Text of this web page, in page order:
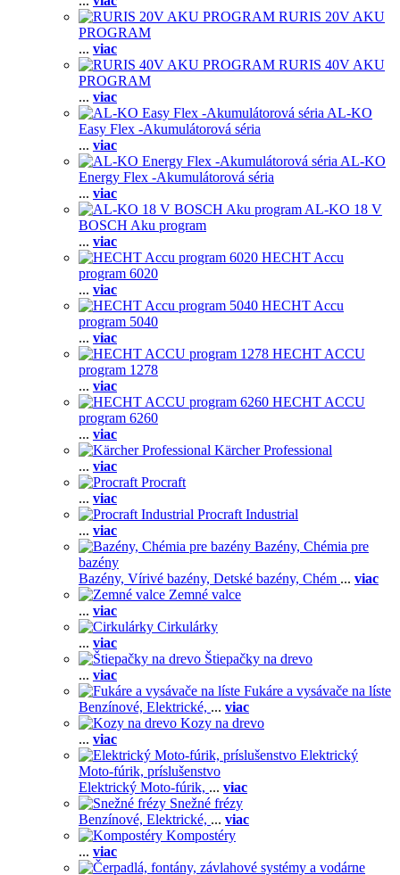
RURIS 20V AKU
PROGRAM
... viac
RURIS 40V AKU
PROGRAM
... viac
AL-KO
Easy Flex -Akumulátorová séria
... viac
AL-KO
Energy Flex -Akumulátorová séria
... viac
AL-KO 18 V
BOSCH Aku program
... viac
HECHT Accu
program 6020
... viac
HECHT Accu
program 5040
... viac
HECHT ACCU
program 1278
... viac
HECHT ACCU
program 6260
... viac
Kärcher Professional
... viac
Procraft
... viac
Procraft Industrial
... viac
Bazény, Chémia pre
bazény
Bazény, Vírivé bazény, Detské bazény, Chém ... viac
Zemné valce
... viac
Cirkulárky
... viac
Štiepačky na drevo
... viac
Fukáre a vysávače na líste
Benzínové, Elektrické, ... viac
Kozy na drevo
... viac
Elektrický
Moto-fúrik, príslušenstvo
Elektrický Moto-fúrik, ... viac
Snežné frézy
Benzínové, Elektrické, ... viac
Kompostéry
... viac